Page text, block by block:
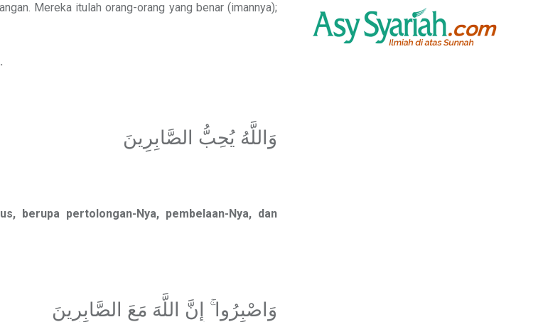
Mereka itulah orang-orang yang benar (imannya);
وَاللَّهُ يُحِبُّ الصَّابِرِينَ
berupa pertolongan-Nya, pembelaan-Nya, dan
وَاصْبِرُوا ۚ إِنَّ اللَّهَ مَعَ الصَّابِرِينَ